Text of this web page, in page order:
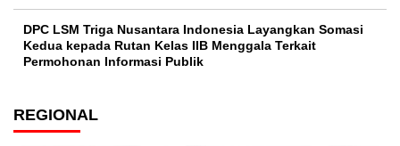
DPC LSM Triga Nusantara Indonesia Layangkan Somasi
Kedua kepada Rutan Kelas IIB Menggala Terkait
Permohonan Informasi Publik
REGIONAL